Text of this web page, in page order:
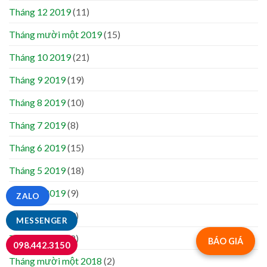
Tháng 12 2019(11)
Tháng mười một 2019(15)
Tháng 10 2019(21)
Tháng 9 2019(19)
Tháng 8 2019(10)
Tháng 7 2019(8)
Tháng 6 2019(15)
Tháng 5 2019(18)
Tháng 4 2019(9)
Tháng 3 2019(9)
Tháng 2 2019(2)
Tháng mười một 2018 (2)
BÁO GIÁ
MESSENGER
ZALO
098.442.3150